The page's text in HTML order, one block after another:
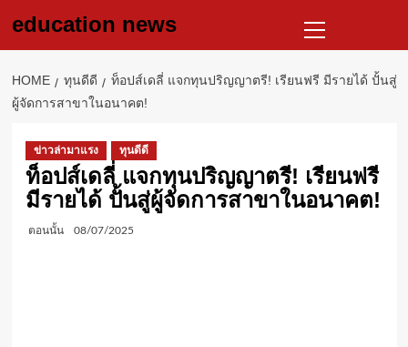
education news
Menu
HOME ทุนดีดี
ท็อปส์เดลี่ แจกทุนปริญญาตรี! เรียนฟรี มีรายได้ ปั้นสู่
ผู้จัดการสาขาในอนาคต!
ข่าวล่ามาแรง ทุนดีดี
ท็อปส์เดลี่ แจกทุนปริญญาตรี! เรียนฟรี
มีรายได้ ปั้นสู่ผู้จัดการสาขาในอนาคต!
ตอนนั้น 08/07/2025